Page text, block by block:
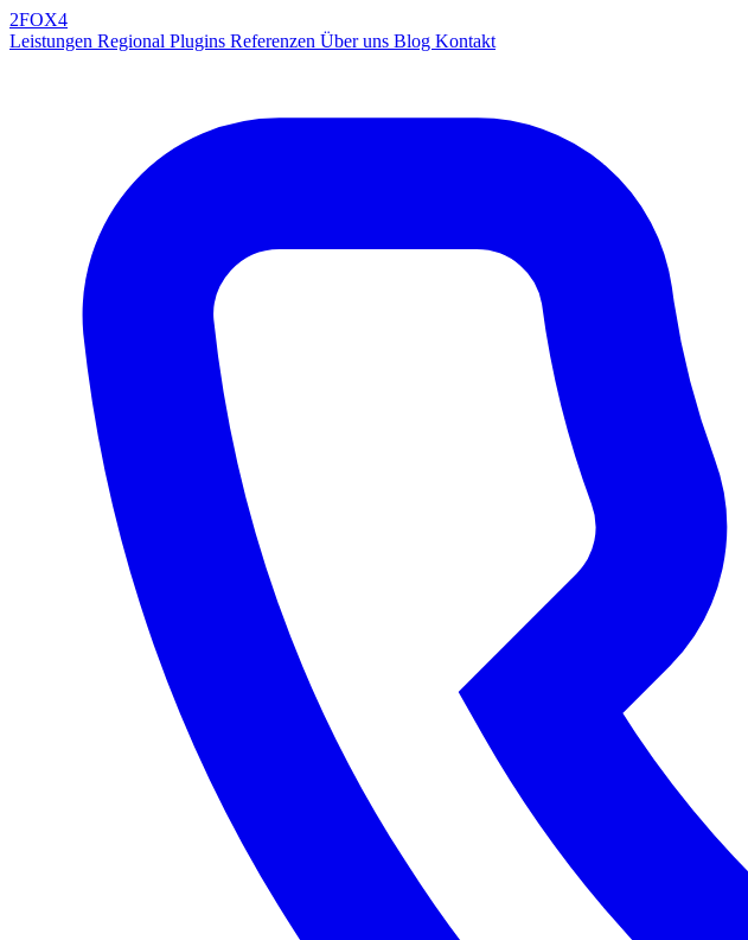
2FOX4
Leistungen Regional Plugins Referenzen Über uns Blog Kontakt